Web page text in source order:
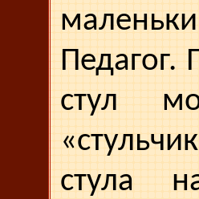
Педагог.
стул
стула